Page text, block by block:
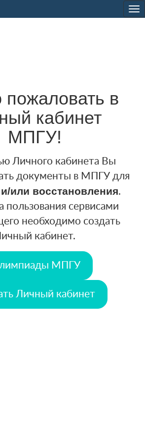
в
кабинет
МПГУ!
Личного кабинета Вы
документы в МПГУ для
или восстановления.
пользования сервисами
необходимо создать
кабинет.
МПГУ
Личный кабинет